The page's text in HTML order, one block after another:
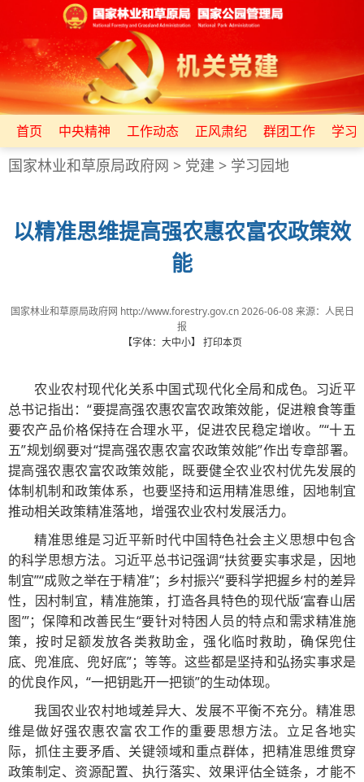
首页 中央精神 工作动态 正风肃纪 群团工作 学习
国家林业和草原局政府网 > 党建 > 学习园地
以精准思维提高强农惠农富农政策效
能
国家林业和草原局政府网 http://www.forestry.gov.cn 2026-06-08来源： ​人民日
报
【字体： 大中小】 打印本页
农业农村现代化关系中国式现代化全局和成色。习近平
总书记指出：“要提高强农惠农富农政策效能，促进粮食等重
要农产品价格保持在合理水平，促进农民稳定增收。”“十五
五”规划纲要对“提高强农惠农富农政策效能”作出专章部署。
提高强农惠农富农政策效能，既要健全农业农村优先发展的
体制机制和政策体系，也要坚持和运用精准思维，因地制宜
推动相关政策精准落地，增强农业农村发展活力。
精准思维是习近平新时代中国特色社会主义思想中包含
的科学思想方法。习近平总书记强调“扶贫要实事求是，因地
制宜”“成败之举在于精准”；乡村振兴“要科学把握乡村的差异
性，因村制宜，精准施策，打造各具特色的现代版‘富春山居
图’”；保障和改善民生“要针对特困人员的特点和需求精准施
策，按时足额发放各类救助金，强化临时救助，确保兜住
底、兜准底、兜好底”；等等。这些都是坚持和弘扬实事求是
的优良作风，“一把钥匙开一把锁”的生动体现。
我国农业农村地域差异大、发展不平衡不充分。精准思
维是做好强农惠农富农工作的重要思想方法。立足各地实
际，抓住主要矛盾、关键领域和重点群体，把精准思维贯穿
政策制定、资源配置、执行落实、效果评估全链条，才能不